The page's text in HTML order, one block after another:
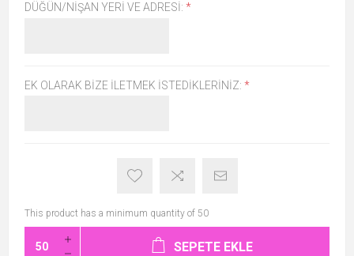
DÜĞÜN/NIŞAN YERI VE ADRESI: *
EK OLARAK BIZE İLETMEK İSTEDIKLERINIZ: *
This product has a minimum quantity of 50
SEPETE EKLE